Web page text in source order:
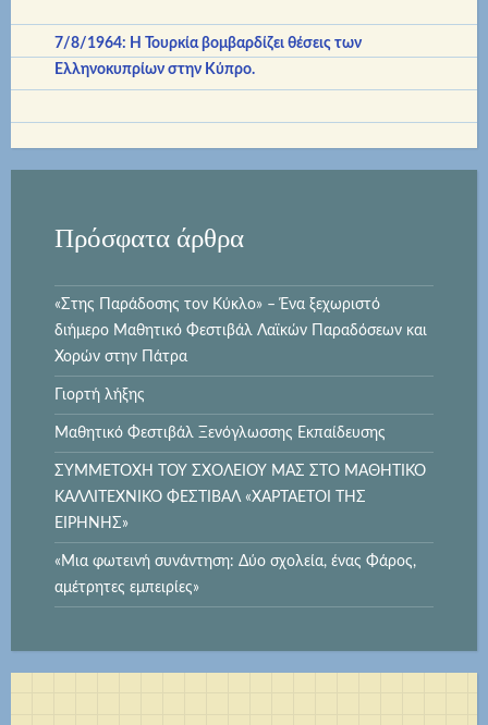
7/8/1964: Η Τουρκία βομβαρδίζει θέσεις των
Ελληνοκυπρίων στην Κύπρο.
Πρόσφατα άρθρα
«Στης Παράδοσης τον Κύκλο» – Ένα ξεχωριστό
διήμερο Μαθητικό Φεστιβάλ Λαϊκών Παραδόσεων και
Χορών στην Πάτρα
Γιορτή λήξης
Μαθητικό Φεστιβάλ Ξενόγλωσσης Εκπαίδευσης
ΣΥΜΜΕΤΟΧΗ ΤΟΥ ΣΧΟΛΕΙΟΥ ΜΑΣ ΣΤΟ ΜΑΘΗΤΙΚΟ
ΚΑΛΛΙΤΕΧΝΙΚΟ ΦΕΣΤΙΒΑΛ «ΧΑΡΤΑΕΤΟΙ ΤΗΣ
ΕΙΡΗΝΗΣ»
«Μια φωτεινή συνάντηση: Δύο σχολεία, ένας Φάρος,
αμέτρητες εμπειρίες»